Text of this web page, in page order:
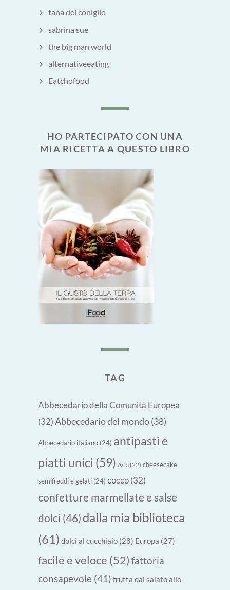
tana del coniglio
sabrina sue
the big man world
alternativeeating
Eatchofood
HO PARTECIPATO CON UNA
MIA RICETTA A QUESTO LIBRO
TAG
Abbecedario della Comunità Europea
(32) Abbecedario del mondo(38)
Abbecedario italiano (24) antipasti e
piatti unici (59) Asia(22) cheesecake
semifreddi e gelati (24) cocco (32)
confetture marmellate e salse
dolci (46) dalla mia biblioteca
(61) dolci al cucchiaio (28) Europa (27)
facile e veloce (52) fattoria
consapevole (41) frutta dal salato allo